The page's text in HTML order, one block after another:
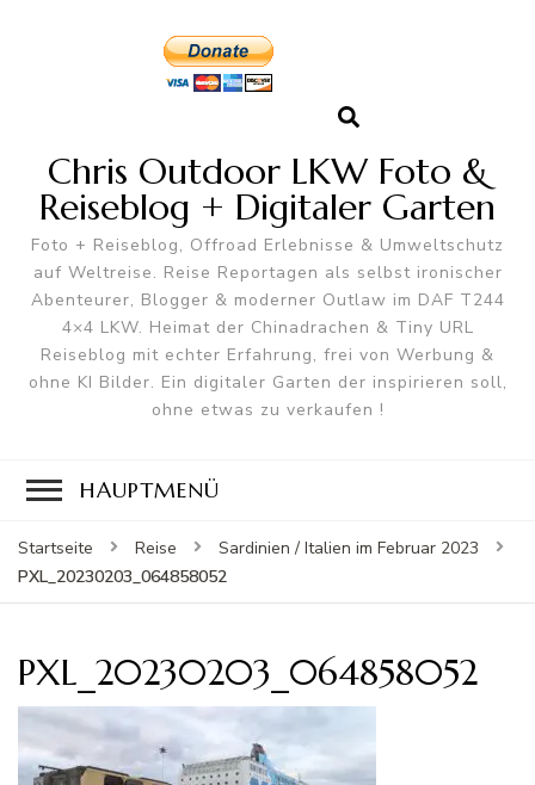
Chris Outdoor LKW Foto &
Reiseblog + Digitaler Garten
Foto + Reiseblog, Offroad Erlebnisse & Umweltschutz
auf Weltreise. Reise Reportagen als selbst ironischer
Abenteurer, Blogger & moderner Outlaw im DAF T244
4×4 LKW. Heimat der Chinadrachen & Tiny URL
Reiseblog mit echter Erfahrung, frei von Werbung &
ohne KI Bilder. Ein digitaler Garten der inspirieren soll,
ohne etwas zu verkaufen !
HAUPTMENÜ
Startseite Reise
Sardinien / Italien im Februar 2023
PXL_20230203_064858052
PXL_20230203_064858052